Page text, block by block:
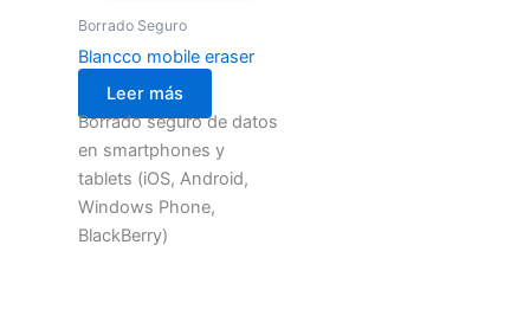
Borrado Seguro
Blancco mobile eraser
Leer más
Borrado seguro de datos
en smartphones y
tablets (iOS, Android,
Windows Phone,
BlackBerry)